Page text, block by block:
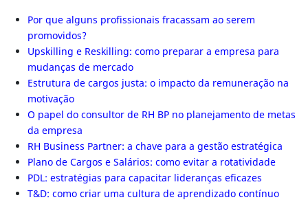
Por que alguns profissionais fracassam ao serem
promovidos?
Upskilling e Reskilling: como preparar a empresa para
mudanças de mercado
Estrutura de cargos justa: o impacto da remuneração na
motivação
O papel do consultor de RH BP no planejamento de metas
da empresa
RH Business Partner: a chave para a gestão estratégica
Plano de Cargos e Salários: como evitar a rotatividade
PDL: estratégias para capacitar lideranças eficazes
T&D: como criar uma cultura de aprendizado contínuo